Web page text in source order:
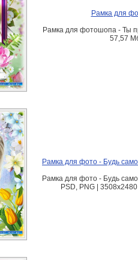
Рамка для
Рамка для фотошопа - Ты
57,57
Рамка для фото - Будь
Рамка для фото - Будь
PSD, PNG |